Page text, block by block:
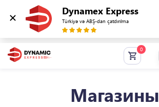
Dynamex Express
Türkiyə və ABŞ-dan çatdırılma
Магазины